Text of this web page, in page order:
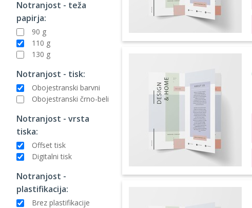
Notranjost - teža
papirja:
90 g
110 g
130 g
Notranjost - tisk:
Obojestranski barvni
Obojestranski črno-beli
Notranjost - vrsta
tiska:
Offset tisk
Digitalni tisk
Notranjost -
plastifikacija:
Brez plastifikacije